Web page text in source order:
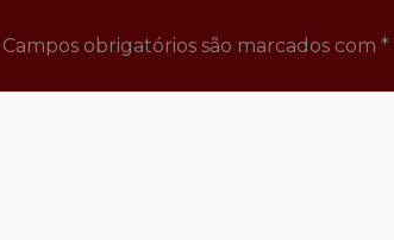
Campos obrigatórios são marcados com *